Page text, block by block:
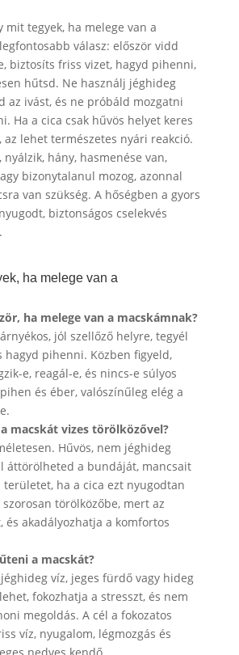
mit tegyek, ha melege van a
válasz: először vidd
biztosíts friss vizet, hagyd pihenni,
hűtsd. Ne használj jéghideg
az ivást, és ne próbáld mozgatni
Ha a cica csak hűvös helyet keres
lehet természetes nyári reakció.
nyálzik, hány, hasmenése van,
bizonytalanul mozog, azonnal
van szükség. A hőségben a gyors
biztonságos cselekvés
ha melege van a
ha melege van a macskámnak?
jól szellőző helyre, tegyél
hagyd pihenni. Közben figyeld,
e, reagál-e, és nincs-e súlyos
és éber, valószínűleg elég a
macskát vizes törölközővel?
Hűvös, nem jéghideg
áttörölheted a bundáját, mancsait
területet, ha a cica ezt nyugodtan
törölközőbe, mert az
és akadályozhatja a komfortos
a macskát?
víz, jeges fürdő vagy hideg
fokozhatja a stresszt, és nem
megoldás. A cél a fokozatos
víz, nyugalom, légmozgás és